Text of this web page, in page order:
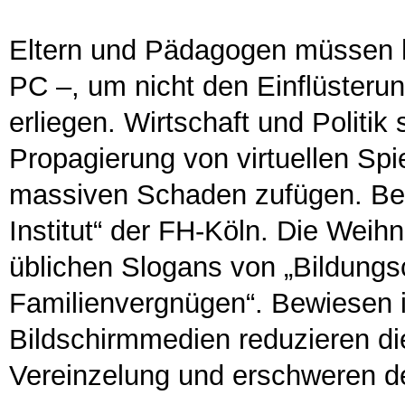
Eltern und Pädagogen
PC –, um nicht den
erliegen. Wirtschaft und Politik
Propagierung von virtuellen
massiven Schaden zufügen.
Institut“ der FH-Köln. Die
üblichen Slogans von
Familienvergnügen“.
Bildschirmmedien reduzieren
Vereinzelung und erschweren